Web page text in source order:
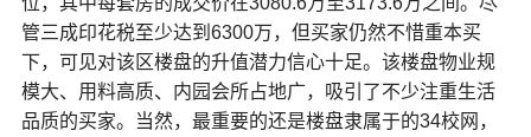
管三成印花税至少达到6300万，但买家仍然不惜重本买
下，可见对该区楼盘的升值潜力信心十足。该楼盘物业规
模大、用料高质、内园会所占地广，吸引了不少注重生活
品质的买家。当然，最重要的还是楼盘隶属于的34校网，